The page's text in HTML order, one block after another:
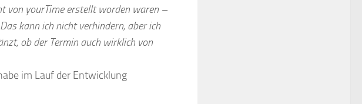
von yourTime erstellt worden waren –
kann ich nicht verhindern, aber ich
ob der Termin auch wirklich von
im Lauf der Entwicklung